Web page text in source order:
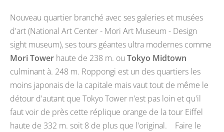
Nouveau quartier branché avec ses galeries et musées
d'art (National Art Center - Mori Art Museum - Design
sight museum), ses tours géantes ultra modernes comme
Mori Tower haute de 238 m. ou Tokyo Midtown
culminant à. 248 m. Roppongi est un des quartiers les
moins japonais de la capitale mais vaut tout de même le
détour d'autant que Tokyo Tower n'est pas loin et qu'il
faut voir de près cette réplique orange de la tour Eiffel
haute de 332 m. soit 8 de plus que l'original. Faire le